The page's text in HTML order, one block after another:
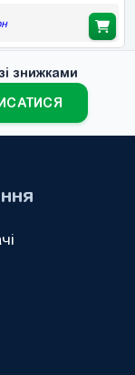
знижками